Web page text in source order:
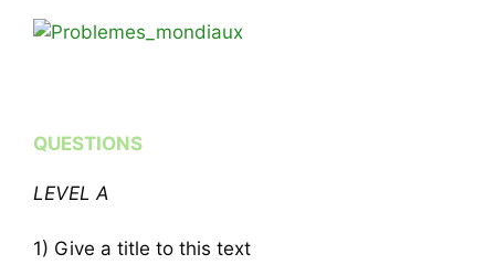
QUESTIONS
LEVEL A
1) Give a title to this text